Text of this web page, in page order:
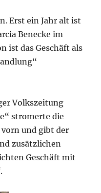
Erst ein Jahr alt ist
Benecke im
ist das Geschäft als
Volkszeitung
stromerte die
vorn und gibt der
zusätzlichen
Geschäft mit